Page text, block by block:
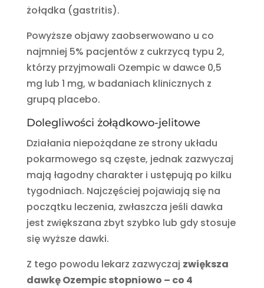
żołądka (gastritis).
Powyższe objawy zaobserwowano u co
najmniej 5% pacjentów z cukrzycą typu 2,
którzy przyjmowali Ozempic w dawce 0,5
mg lub 1 mg, w badaniach klinicznych z
grupą placebo.
Dolegliwości żołądkowo-jelitowe
Działania niepożądane ze strony układu
pokarmowego są częste, jednak zazwyczaj
mają łagodny charakter i ustępują po kilku
tygodniach. Najczęściej pojawiają się na
początku leczenia, zwłaszcza jeśli dawka
jest zwiększana zbyt szybko lub gdy stosuje
się wyższe dawki.
Z tego powodu lekarz zazwyczaj zwiększa
dawkę Ozempic stopniowo – co 4